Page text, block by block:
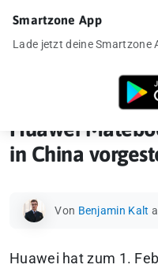
»
Huawei
in China
Von Benjamin Kalt
Huawei hat zum 1.
Smartzone App
Lade jetzt deine Smartzone